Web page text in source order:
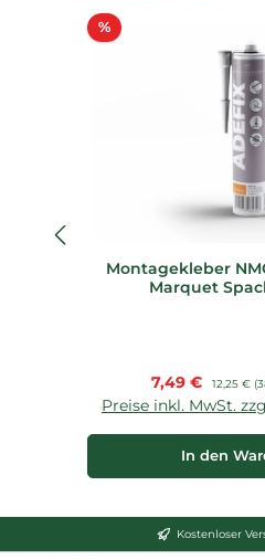
%Rabatt
Montagekleber
Marquet
Verkaufspreis:
7,49 € Regulärer
12,25 €
Preise inkl. MwSt.
In den
Kostenloser